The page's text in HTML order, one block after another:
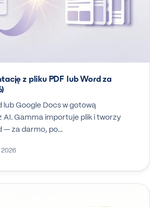
z pliku PDF lub Word za
lub Google Docs w gotową
Gamma importuje plik i tworzy
— za darmo, po…